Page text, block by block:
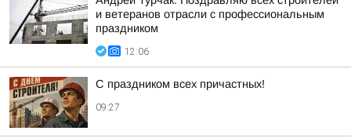
и ветеранов отрасли с профессиональным
праздником
12:06
С праздником всех причастных!
09:27